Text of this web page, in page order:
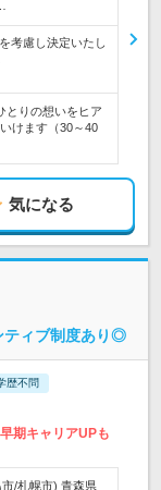
慮し決定いたし
とりの想いをヒア
けます（30～40
気になる
ティブ制度あり◎
歴不問
期キャリアUPも
/札幌市) 青森県